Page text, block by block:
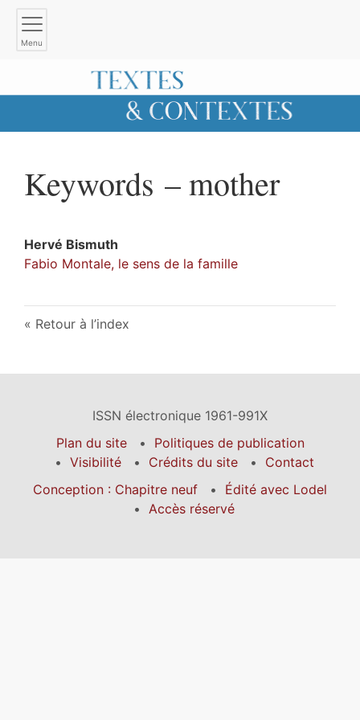
Menu
Keywords – mother
Hervé Bismuth
Fabio Montale, le sens de la famille
Retour à l’index
ISSN électronique 1961-991X
Plan du site
Politiques de publication
Visibilité
Crédits du site
Contact
Conception : Chapitre neuf
Édité avec Lodel
Accès réservé